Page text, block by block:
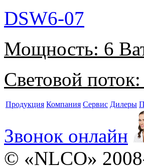
DSW6-07
Мощность: 6
Световой поток:
Продукция Компания Сервис Дилеры
Звонок онлайн
© «NLCO»